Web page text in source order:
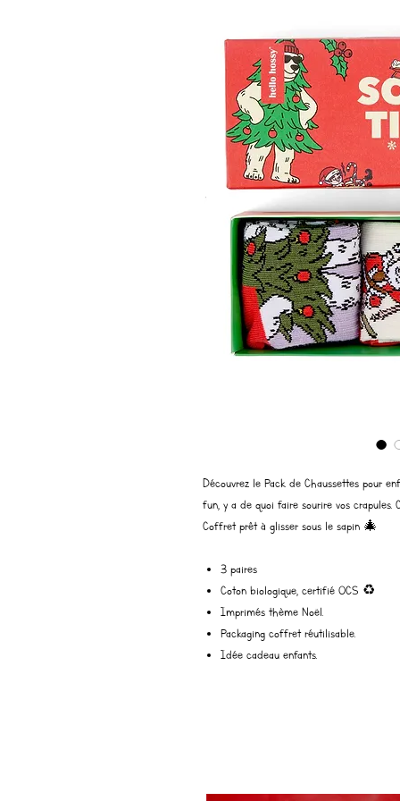
Découvrez le Pack de Chaussettes pour
fun, y a de quoi faire sourire vos crapules.
Coffret prêt à glisser sous le sapin 🎄
3 paires
Coton biologique, certifié OCS ♻️
Imprimés thème Noël.
Packaging coffret réutilisable.
Idée cadeau enfants.